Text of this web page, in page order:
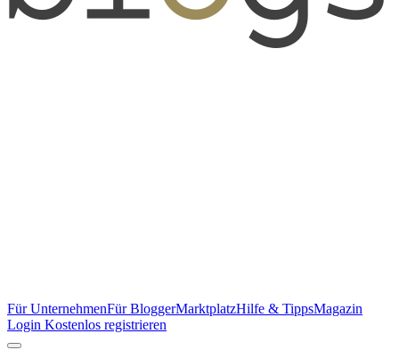
Für UnternehmenFür BloggerMarktplatzHilfe & TippsMagazin
Login Kostenlos registrieren